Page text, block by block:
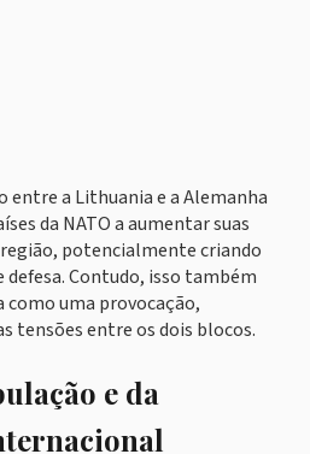
entre a Lithuania e a Alemanha
da NATO a aumentar suas
potencialmente criando
defesa. Contudo, isso também
como uma provocação,
tensões entre os dois blocos.
e da